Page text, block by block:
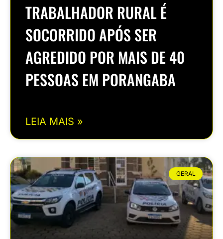
TRABALHADOR RURAL É
SOCORRIDO APÓS SER
AGREDIDO POR MAIS DE 40
PESSOAS EM PORANGABA
LEIA MAIS »
GERAL